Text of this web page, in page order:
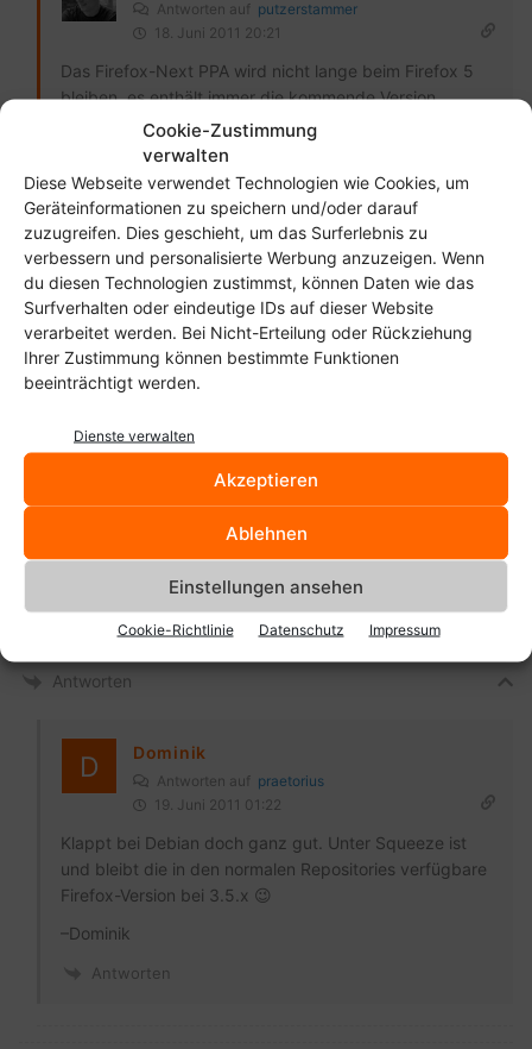
Cookie-Zustimmung
verwalten
Diese Webseite verwendet Technologien wie Cookies, um
Geräteinformationen zu speichern und/oder darauf
zuzugreifen. Dies geschieht, um das Surferlebnis zu
verbessern und personalisierte Werbung anzuzeigen. Wenn
du diesen Technologien zustimmst, können Daten wie das
Surfverhalten oder eindeutige IDs auf dieser Website
verarbeitet werden. Bei Nicht-Erteilung oder Rückziehung
Ihrer Zustimmung können bestimmte Funktionen
beeinträchtigt werden.
Dienste verwalten
Akzeptieren
Ablehnen
Einstellungen ansehen
Cookie-Richtlinie Datenschutz Impressum
Antworten auf putzerstammer
18. Juni 2011 20:21
Das Firefox-Next PPA wird nicht lange beim Firefox 5
bleiben, es enthält immer die kommende Version.
Außerdem bekommst du dort eine Beta7 (keine Ahnung
welchem Stand die entspricht. Ich persönlich würde auf
das Stable-PPA oder eben ein offizielles Update
warten.
Antworten
praetorius
Den Distributionen wird auch gar nichts anderes übrig bleiben,
als auch die Major-Updates mitzugehen. Die verschiedenen
Firefoxversionen werden einen wesentlich kürzeren
Supportzeitraum haben, als die Distributionen. Und es ist sicher
ein Riesenaufwand für die Distributoren, die
sicherheitsrelevanten Patches auf ältere Firefoxversionen
zurück zu portieren. Daher bin ich optimistisch, dass die
meisten Distributionen Firefox 5 im Laufe der Zeit automatisch
nachschieben.
Antworten
Dominik
Antworten auf praetorius
19. Juni 2011 01:22
Klappt bei Debian doch ganz gut. Unter Squeeze ist
und bleibt die in den normalen Repositories verfügbare
Firefox-Version bei 3.5.x 😉
–Dominik
Antworten